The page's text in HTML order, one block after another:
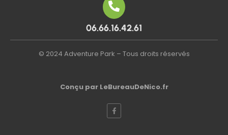
06.66.16.42.61
© 2024 Adventure Park – Tous droits réservés
Conçu par LeBureauDeNico.fr